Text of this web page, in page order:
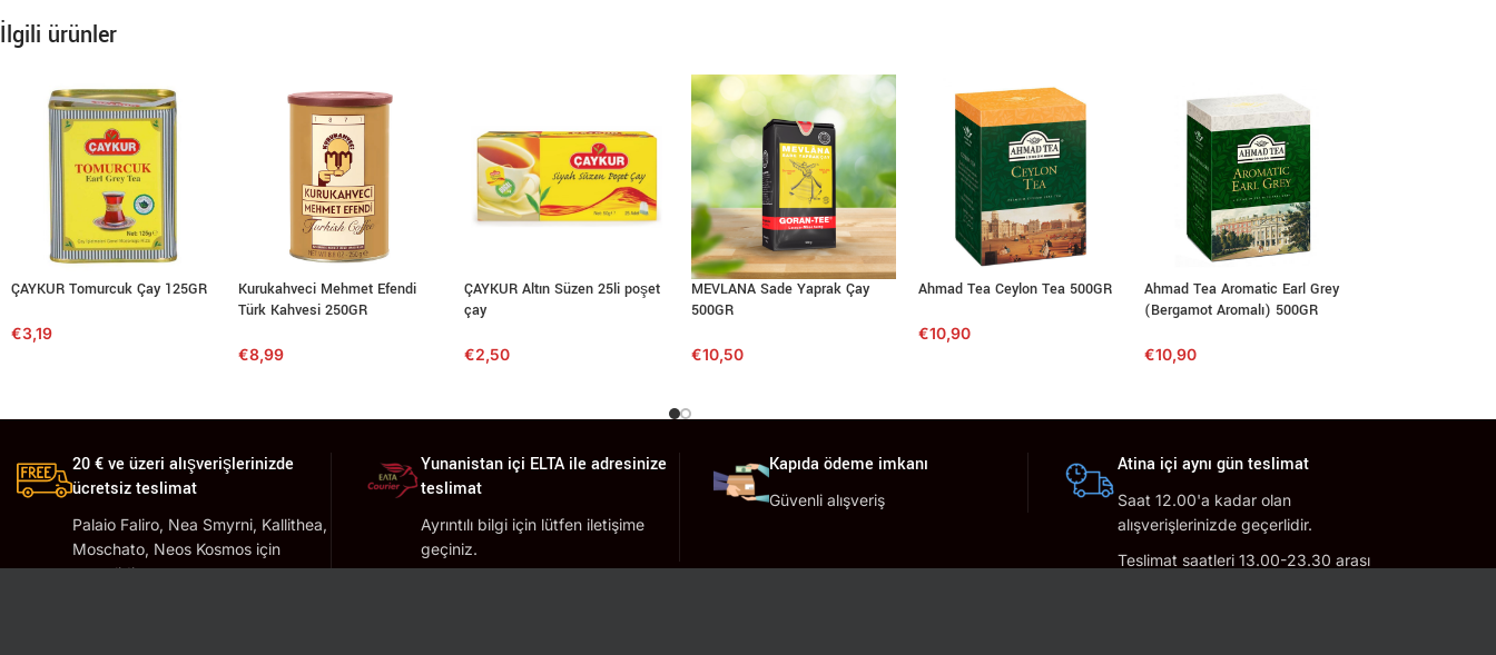
İlgili ürünler
ÇAYKUR Tomurcuk Çay 125GR
€3,19
Kurukahveci Mehmet Efendi
Türk Kahvesi 250GR
€8,99
ÇAYKUR Altın Süzen 25li poşet
çay
€2,50
MEVLANA Sade Yaprak Çay
500GR
€10,50
Ahmad Tea Ceylon Tea 500GR
€10,90
Ahmad Tea Aromatic Earl Grey
(Bergamot Aromalı) 500GR
€10,90
20 € ve üzeri alışverişlerinizde
ücretsiz teslimat
Palaio Faliro, Nea Smyrni, Kallithea,
Moschato, Neos Kosmos için
geçerlidir.
Yunanistan içi ELTA ile adresinize
teslimat
Ayrıntılı bilgi için lütfen iletişime
geçiniz.
Kapıda ödeme imkanı
Güvenli alışveriş
Atina içi aynı gün teslimat
Saat 12.00'a kadar olan
alışverişlerinizde geçerlidir.
Teslimat saatleri 13.00-23.30 arası